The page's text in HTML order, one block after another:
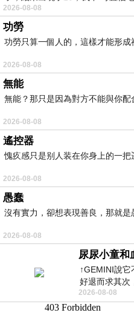
2026-08-08
功勞
功勞只算一個人的，這樣才能形成
2026-08-08
無能
無能？那只是因為對方不能與你配
2026-08-08
遙控器
愧疚感只是别人装在你身上的一把
2026-08-08
愚蠢
沒有實力，卻想表現善良，那就是
2026-08-08
尿尿小童和
↑GEMINI說
好退而求其次
年人臉孔」的
2026-08-08